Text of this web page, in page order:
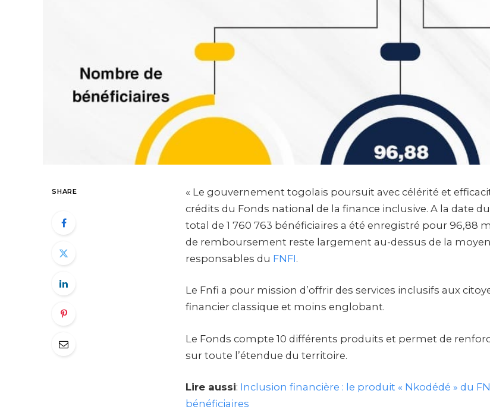
SHARE
« Le gouvernement togolais poursuit avec célérité et
crédits du Fonds national de la finance inclusive. A la date
total de 1 760 763 bénéficiaires a été enregistré pour 96,88
de remboursement reste largement au-dessus de la
responsables du FNFI.
Le Fnfi a pour mission d’offrir des services inclusifs aux
financier classique et moins englobant.
Le Fonds compte 10 différents produits et permet de
sur toute l’étendue du territoire.
Lire aussi: Inclusion financière : le produit « Nkodédé » du
bénéficiaires